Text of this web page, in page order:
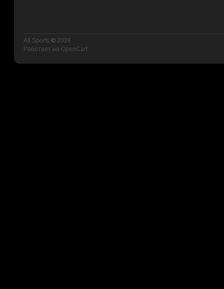
All Sports © 2026
Работает на OpenCart